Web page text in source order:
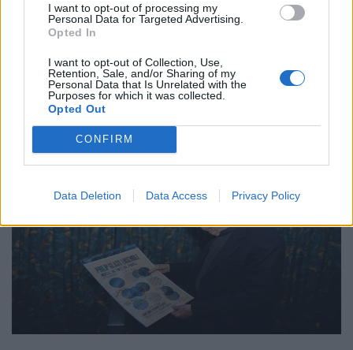
I want to opt-out of processing my
Personal Data for Targeted Advertising.
Opted In
I want to opt-out of Collection, Use,
Retention, Sale, and/or Sharing of my
Personal Data that Is Unrelated with the
Purposes for which it was collected.
Opted Out
CONFIRM
Data Deletion Data Access Privacy Policy
Το Disney δίνει teaser για το documentary
“Don’t Look Back in Anger” των Oasis
07.07.26
Το "Don’t Look Back in Anger" καταγράφει την επανένωση
των Oasis και την sold-out περιοδεία “Oasis Live